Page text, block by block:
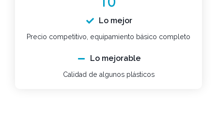
Lo mejor
Precio competitivo, equipamiento básico completo
Lo mejorable
Calidad de algunos plásticos